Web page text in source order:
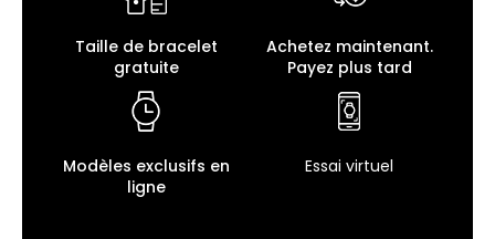
Taille de bracelet
gratuite
Achetez maintenant.
Payez plus tard
Modèles exclusifs en
ligne
Essai virtuel